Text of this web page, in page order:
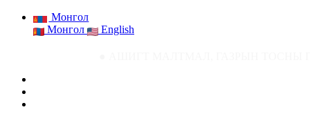
Монгол
Монгол
English